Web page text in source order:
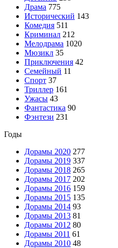
Драма 775
Исторический 143
Комедия 511
Криминал 212
Мелодрама 1020
Мюзикл 35
Приключения 42
Семейный 11
Спорт 37
Триллер 161
Ужасы 43
Фантастика 90
Фэнтези 231
Годы
Дорамы 2020 277
Дорамы 2019 337
Дорамы 2018 265
Дорамы 2017 202
Дорамы 2016 159
Дорамы 2015 135
Дорамы 2014 93
Дорамы 2013 81
Дорамы 2012 80
Дорамы 2011 61
Дорамы 2010 48